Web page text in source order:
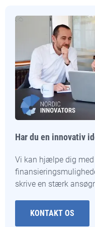
Har du en innovativ
Vi kan hjælpe dig
skrive en stærk
KONTAKT OS